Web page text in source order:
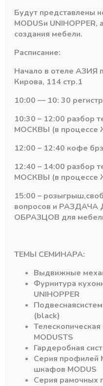
практически всеми видами
монтажа — PURE-BOX
альтернативой ящику из
или открывания от нажатия
PURE-BOX.
Технический каталог
Системы
Будут представлены
MODUSи UNIHOPPER,
создания мебели.
Расписание:
Начало в отеле АЗИЯ
Кирова, 114 стр.1
10:00 — 10: 30
10:30 – 12:00 разбор
МОСКВЫ (в процессе
12:00 – 12:40 кофе
12:40 – 14:00 разбор
МОСКВЫ (в процессе
15:00 –
вопросов и
ОБРАЗЦОВ для
ТЕМЫ СЕМИНАРА:
Выдвижные
Фурнитура
UNIHOPPER
Подвесная
(black)
MODUSTS
Гардеробная
Серия профилей
шкафов MODUS
Серия рамочных